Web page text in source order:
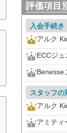
評価項目
入会手続き
アルク
ECCジ
Benesse
スタッフの
アルク
アミティ